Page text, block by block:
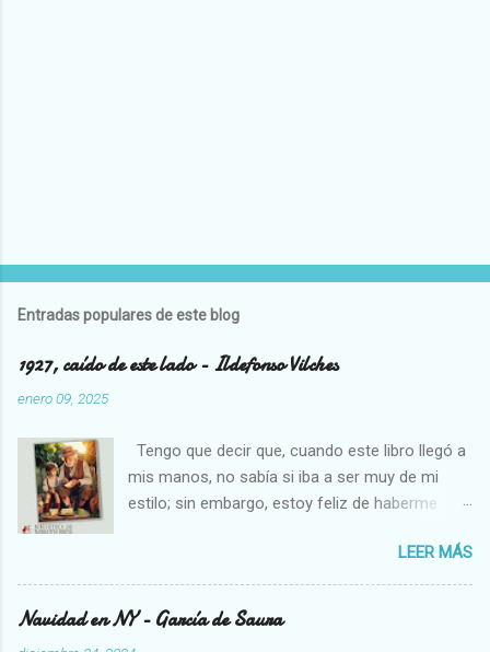
Entradas populares de este blog
1927, caído de este lado - Ildefonso Vilches
enero 09, 2025
Tengo que decir que, cuando este libro llegó a
mis manos, no sabía si iba a ser muy de mi
estilo; sin embargo, estoy feliz de haberme
en los libros que solemos leer, son un soplo de
aire fresco. Estoy pasando por una etapa algo
complicada en mi vida, creo que los que me
conocen un poco están al tanto, así que me ha
LEER MÁS
Navidad en NY - García de Saura